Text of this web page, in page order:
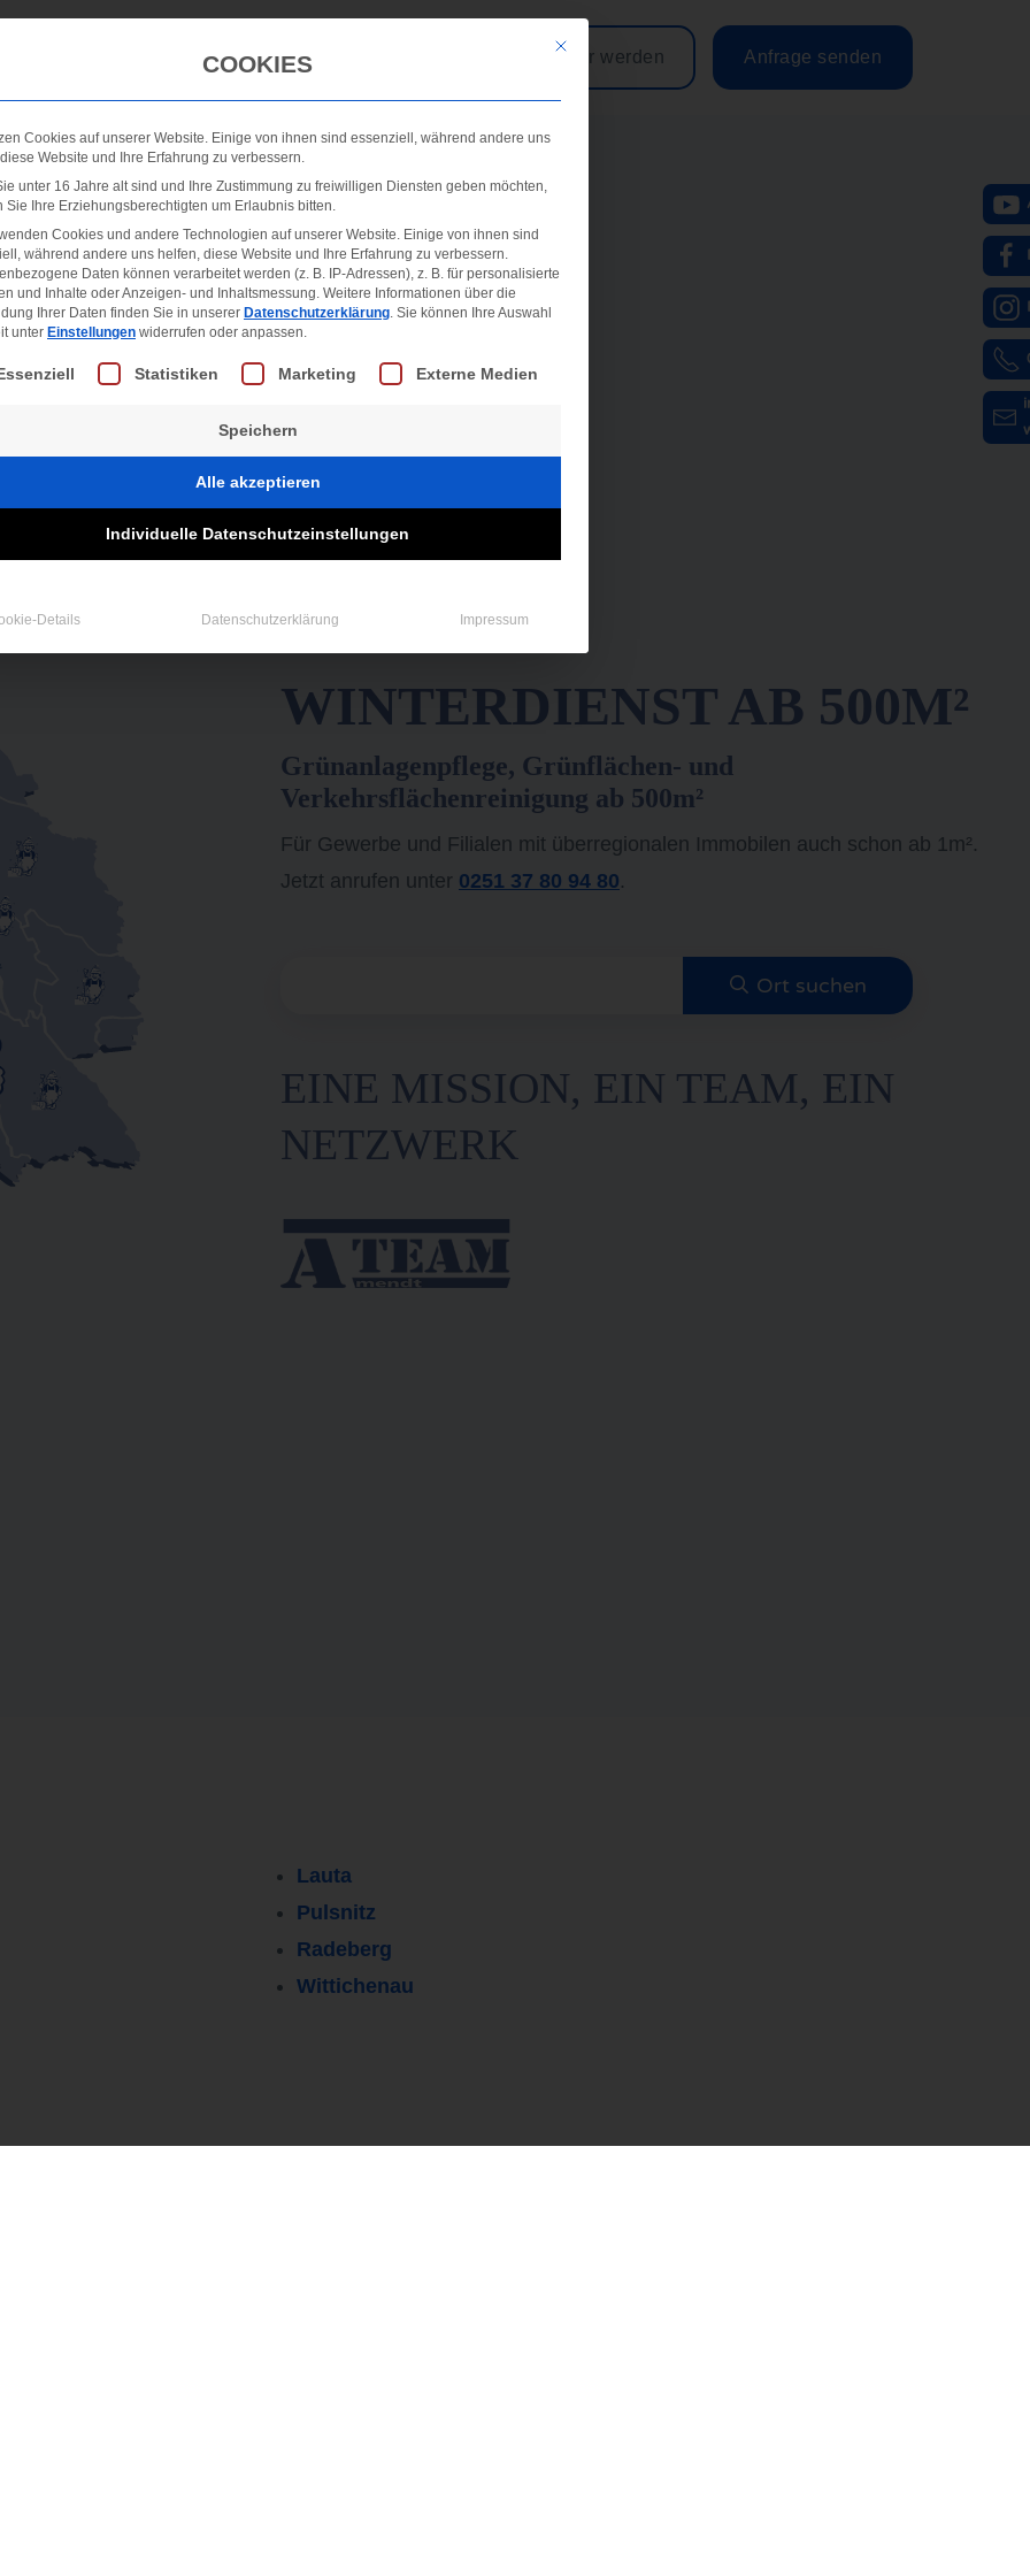
Galerie Neuigkeiten Partner werden Anfrage senden
WINTERDIENST AB 500M²
Grünanlagenpflege, Grünflächen- und
Verkehrsflächenreinigung ab 500m²
Für Gewerbe und Filialen mit überregionalen Immobilen auch schon ab 1m².
Jetzt anrufen unter 0251 37 80 94 80.
EINE MISSION, EIN TEAM, EIN
NETZWERK
Lauta
Pulsnitz
Radeberg
Wittichenau
Mit diesem Button wird der Dialog geschlossen. Seine Funktionalität ist
COOKIES
Cookies auf unserer Website. Einige von ihnen sind essenziell, während andere uns
Website und Ihre Erfahrung zu verbessern.
unter 16 Jahre alt sind und Ihre Zustimmung zu freiwilligen Diensten geben möchten,
Sie Ihre Erziehungsberechtigten um Erlaubnis bitten.
Cookies und andere Technologien auf unserer Website. Einige von ihnen sind
während andere uns helfen, diese Website und Ihre Erfahrung zu verbessern.
Daten können verarbeitet werden (z. B. IP-Adressen), z. B. für personalisierte
und Inhalte oder Anzeigen- und Inhaltsmessung. Weitere Informationen über die
Ihrer Daten finden Sie in unserer Datenschutzerklärung. Sie können Ihre Auswahl
unter Einstellungen widerrufen oder anpassen.
eine Liste der Service-Gruppen, für die eine Einwilligung erteilt werden kann. Die erste Service-Gruppe ist
Statistiken Marketing Externe Medien
Speichern
Alle akzeptieren
Individuelle Datenschutzeinstellungen
Details Datenschutzerklärung Impressum